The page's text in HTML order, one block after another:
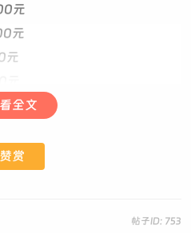
元
元
元
元
294284假山 递减
元 ABAB开
全文
赞赏
帖子ID: 753